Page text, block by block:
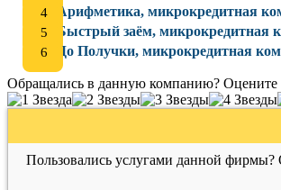
Арифметика, микрокредитная
Быстрый заём, микрокредитная
До Получки, микрокредитная
Обращались в данную компанию? Оцените
Пользовались услугами данной фирмы?